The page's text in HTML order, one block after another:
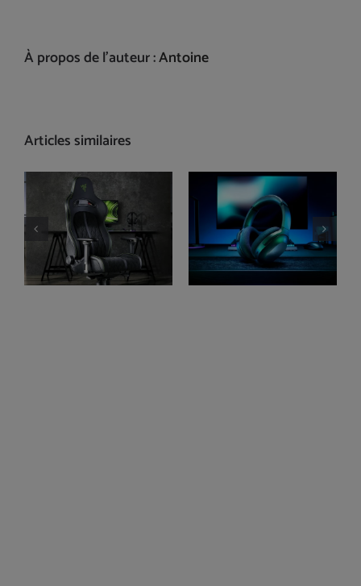
À propos de l'auteur :Antoine
Articles similaires
Test Razer Enki
Pro chaise gaming
Les casques gamer
Razer Barracuda